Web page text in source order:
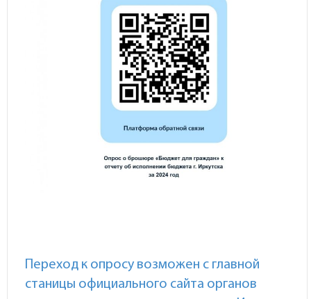
Переход к опросу возможен с главной
станицы официального сайта органов